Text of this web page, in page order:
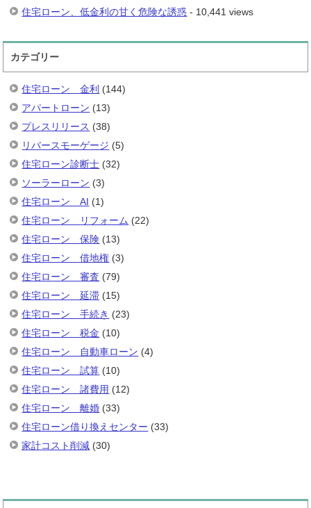
住宅ローン、低金利の甘く危険な誘惑 - 10,441 views
カテゴリー
住宅ローン 金利 (144)
アパートローン (13)
プレスリリース (38)
リバースモーゲージ (5)
住宅ローン診断士 (32)
ソーラーローン (3)
住宅ローン AI (1)
住宅ローン リフォーム (22)
住宅ローン 保険 (13)
住宅ローン 借地権 (3)
住宅ローン 審査 (79)
住宅ローン 延滞 (15)
住宅ローン 手続き (23)
住宅ローン 税金 (10)
住宅ローン 自動車ローン (4)
住宅ローン 試算 (10)
住宅ローン 諸費用 (12)
住宅ローン 離婚 (33)
住宅ローン借り換えセンター (33)
家計コスト削減 (30)